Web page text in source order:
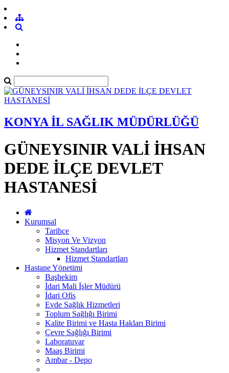
KONYA İL SAĞLIK MÜDÜRLÜĞÜ
GÜNEYSINIR VALİ İHSAN
DEDE İLÇE DEVLET
HASTANESİ
Kurumsal
Tarihçe
Misyon Ve Vizyon
Hizmet Standartları
Hizmet Standartları
Hastane Yönetimi
Başhekim
İdari Mali İşler Müdürü
İdari Ofis
Evde Sağlık Hizmetleri
Toplum Sağlığı Birimi
Kalite Birimi ve Hasta Hakları Birimi
Çevre Sağlığı Birimi
Laboratuvar
Maaş Birimi
Ambar - Depo